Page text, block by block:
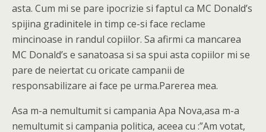
asta. Cum mi se pare ipocrizie si faptul ca MC Donald’s
spijina gradinitele in timp ce-si face reclame
mincinoase in randul copiilor. Sa afirmi ca mancarea
MC Donald’s e sanatoasa si sa spui asta copiilor mi se
pare de neiertat cu oricate campanii de
responsabilizare ai face pe urma.Parerea mea.
Asa m-a nemultumit si campania Apa Nova,asa m-a
nemultumit si campania politica, aceea cu :”Am votat,